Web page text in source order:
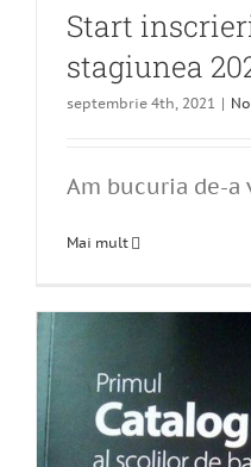
Start
stagiunea
septembrie 4th, 2021 |
Am bucuria de-a
Mai mult